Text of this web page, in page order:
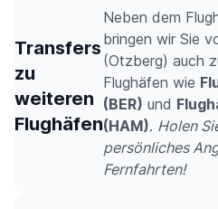
Transfers
zu
weiteren
Flughäfen
Neben dem
bringen wir Sie
(Otzberg) auch
Flughäfen wie
(BER) und
(HAM). Holen
persönliches
Fernfahrten!